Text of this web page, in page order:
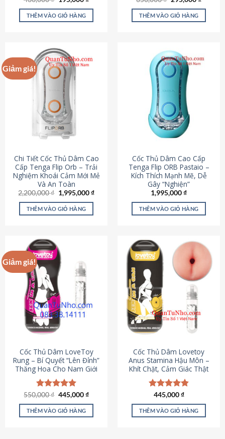
hạng4.78
5 sao là:
430,000 ₫.
tại
THÊM VÀO GIỎ HÀNG
hạng4.69
5 sao là:
650,000 ₫.
tại
THÊM VÀO GIỎ HÀNG
Giảm giá!
Chi Tiết Cốc Thủ Dâm Cao
Cấp Tenga Flip Orb – Trải
Nghiệm Khoái Cảm Mới Mẻ
Và An Toàn
2,200,000₫ Giá
gốc
là:
2,200,000 ₫.
1,995,000₫Giá
THÊM VÀO GIỎ HÀNG
Cốc Thủ Dâm Cao Cấp
Tenga Flip ORB Pastaio –
Kích Thích Mạnh Mẽ, Dễ
Gây “Nghiện”
1,995,000₫
THÊM VÀO GIỎ HÀNG
Giảm giá!
Cốc Thủ Dâm LoveToy
Rung – Bí Quyết “Lên Đỉnh”
Thăng Hoa Cho Nam Giới
Được xếp
hạng5.00
5 sao
550,000₫ Giá
là:
550,000 ₫.
445,000₫Giá
tại
THÊM VÀO GIỎ HÀNG
Cốc Thủ Dâm Lovetoy
Anus Stamina Hậu Môn –
Khít Chặt, Cảm Giác Thật
Được xếp
hạng4.84
5 sao
445,000₫
THÊM VÀO GIỎ HÀNG